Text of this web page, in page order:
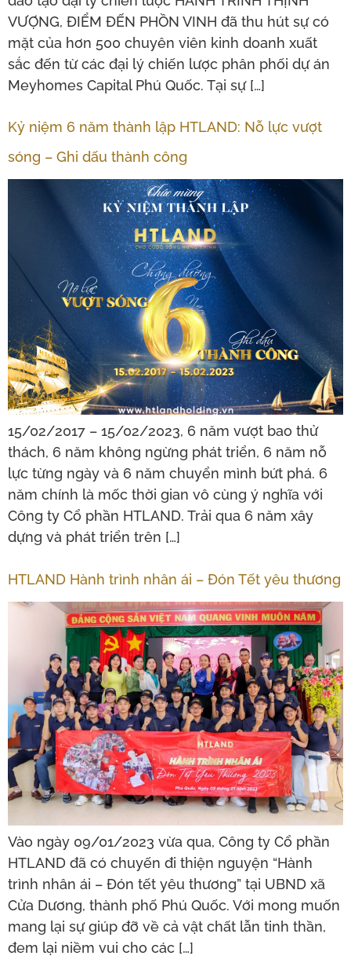
VƯỢNG, ĐIỂM ĐẾN PHỒN VINH đã thu hút sự có
mặt của hơn 500 chuyên viên kinh doanh xuất
sắc đến từ các đại lý chiến lược phân phối dự án
Meyhomes Capital Phú Quốc. Tại sự […]
Kỷ niệm 6 năm thành lập HTLAND: Nỗ lực vượt
sóng – Ghi dấu thành công
15/02/2017 – 15/02/2023, 6 năm vượt bao thử
thách, 6 năm không ngừng phát triển, 6 năm nỗ
lực từng ngày và 6 năm chuyển mình bứt phá. 6
năm chính là mốc thời gian vô cùng ý nghĩa với
Công ty Cổ phần HTLAND. Trải qua 6 năm xây
dựng và phát triển trên […]
HTLAND Hành trình nhân ái – Đón Tết yêu thương
Vào ngày 09/01/2023 vừa qua, Công ty Cổ phần
HTLAND đã có chuyến đi thiện nguyện “Hành
trình nhân ái – Đón tết yêu thương” tại UBND xã
Cửa Dương, thành phố Phú Quốc. Với mong muốn
mang lại sự giúp đỡ về cả vật chất lẫn tinh thần,
đem lại niềm vui cho các […]